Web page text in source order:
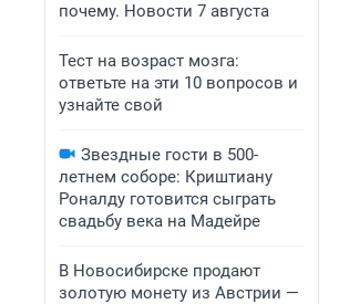
почему. Новости 7 августа
Тест на возраст мозга:
ответьте на эти 10 вопросов и
узнайте свой
Звездные гости в 500-
летнем соборе: Криштиану
Роналду готовится сыграть
свадьбу века на Мадейре
В Новосибирске продают
золотую монету из Австрии —